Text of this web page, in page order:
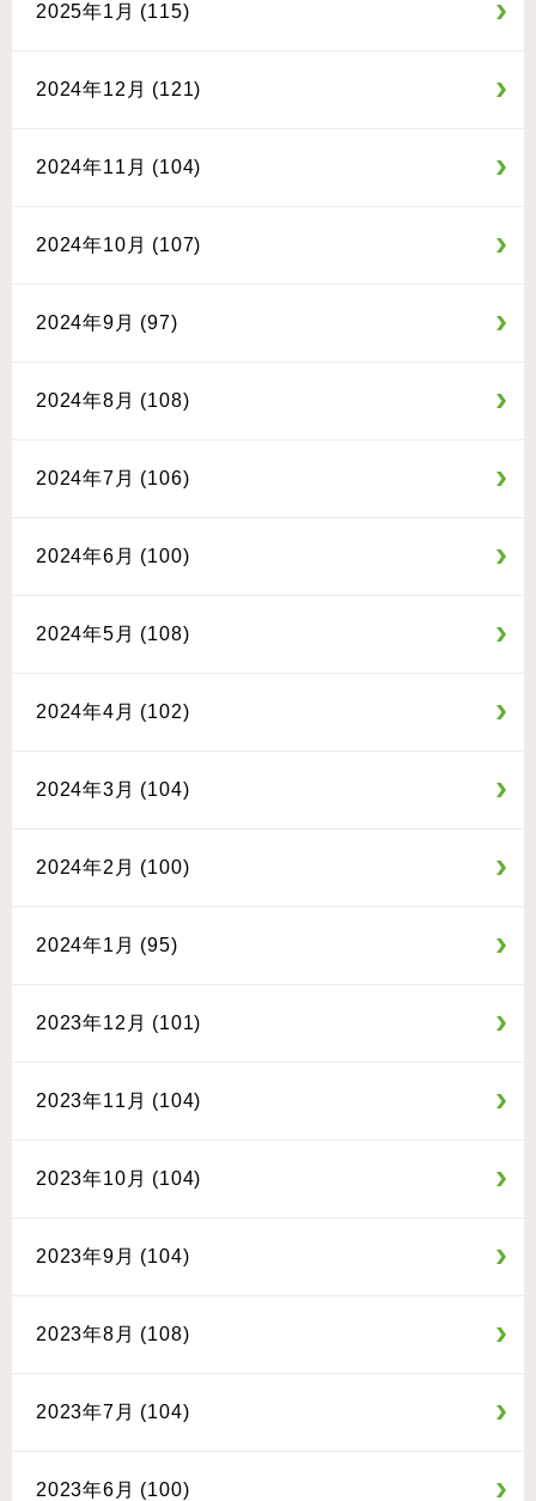
2025年1月 (115)
2024年12月 (121)
2024年11月 (104)
2024年10月 (107)
2024年9月 (97)
2024年8月 (108)
2024年7月 (106)
2024年6月 (100)
2024年5月 (108)
2024年4月 (102)
2024年3月 (104)
2024年2月 (100)
2024年1月 (95)
2023年12月 (101)
2023年11月 (104)
2023年10月 (104)
2023年9月 (104)
2023年8月 (108)
2023年7月 (104)
2023年6月 (100)